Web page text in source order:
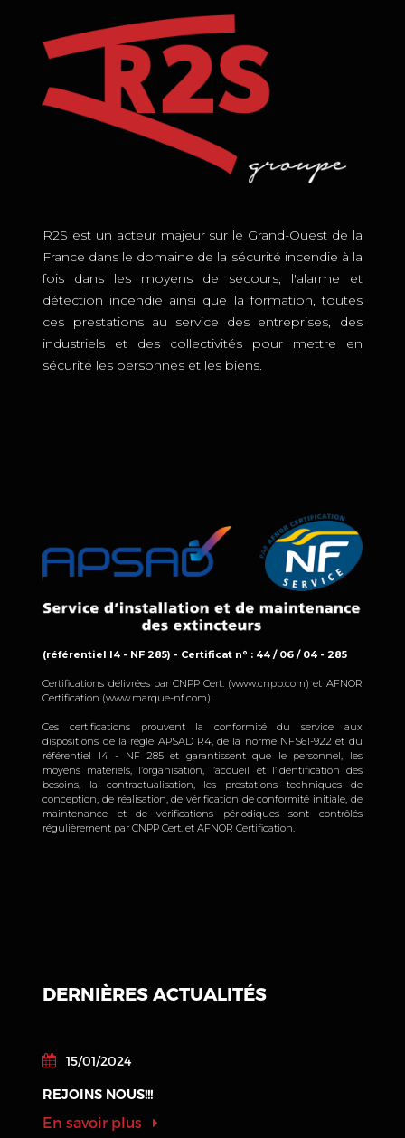
R2S est un acteur majeur sur le Grand-Ouest de la
France dans le domaine de la sécurité incendie à la
fois dans les moyens de secours, l'alarme et
détection incendie ainsi que la formation, toutes
ces prestations au service des entreprises, des
industriels et des collectivités pour mettre en
sécurité les personnes et les biens.
(référentiel I4 - NF 285) - Certificat n° : 44 / 06 / 04 - 285
Certifications délivrées par CNPP Cert. (www.cnpp.com) et AFNOR
Certification (www.marque-nf.com).
Ces certifications prouvent la conformité du service aux
dispositions de la règle APSAD R4, de la norme NFS61-922 et du
référentiel I4 - NF 285 et garantissent que le personnel, les
moyens matériels, l’organisation, l’accueil et l’identification des
besoins, la contractualisation, les prestations techniques de
conception, de réalisation, de vérification de conformité initiale, de
maintenance et de vérifications périodiques sont contrôlés
régulièrement par CNPP Cert. et AFNOR Certification.
DERNIÈRES ACTUALITÉS
15/01/2024
REJOINS NOUS!!!
En savoir plus